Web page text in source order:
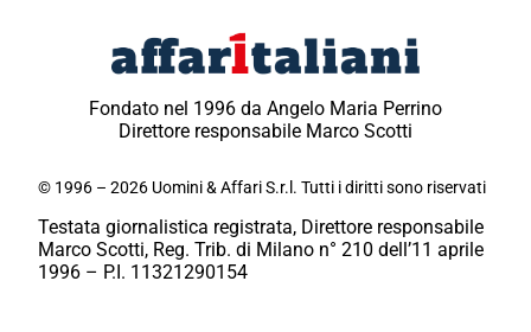
Fondato nel 1996 da Angelo Maria Perrino
Direttore responsabile Marco Scotti
© 1996 – 2026 Uomini & Affari S.r.l. Tutti i diritti sono riservati
Testata giornalistica registrata, Direttore responsabile
Marco Scotti, Reg. Trib. di Milano n° 210 dell’11 aprile
1996 – P.I. 11321290154